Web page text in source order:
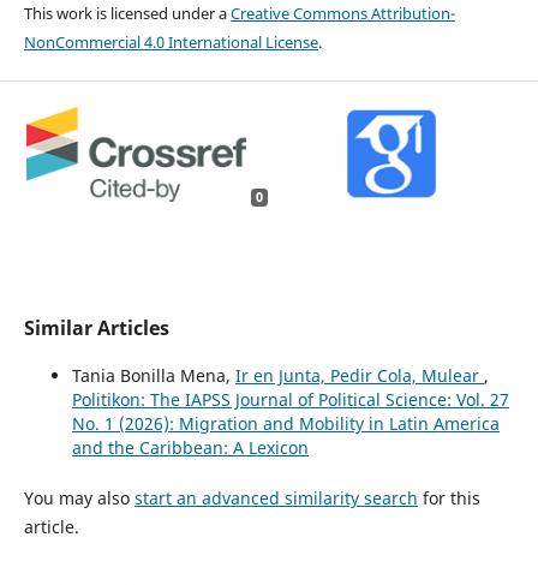
This work is licensed under aCreative Commons Attribution-
NonCommercial 4.0 International License.
0
Similar Articles
Tania Bonilla Mena, Ir en Junta, Pedir Cola, Mulear ,
Politikon: The IAPSS Journal of Political Science: Vol. 27
No. 1 (2026): Migration and Mobility in Latin America
and the Caribbean: A Lexicon
You may also start an advanced similarity search for this
article.